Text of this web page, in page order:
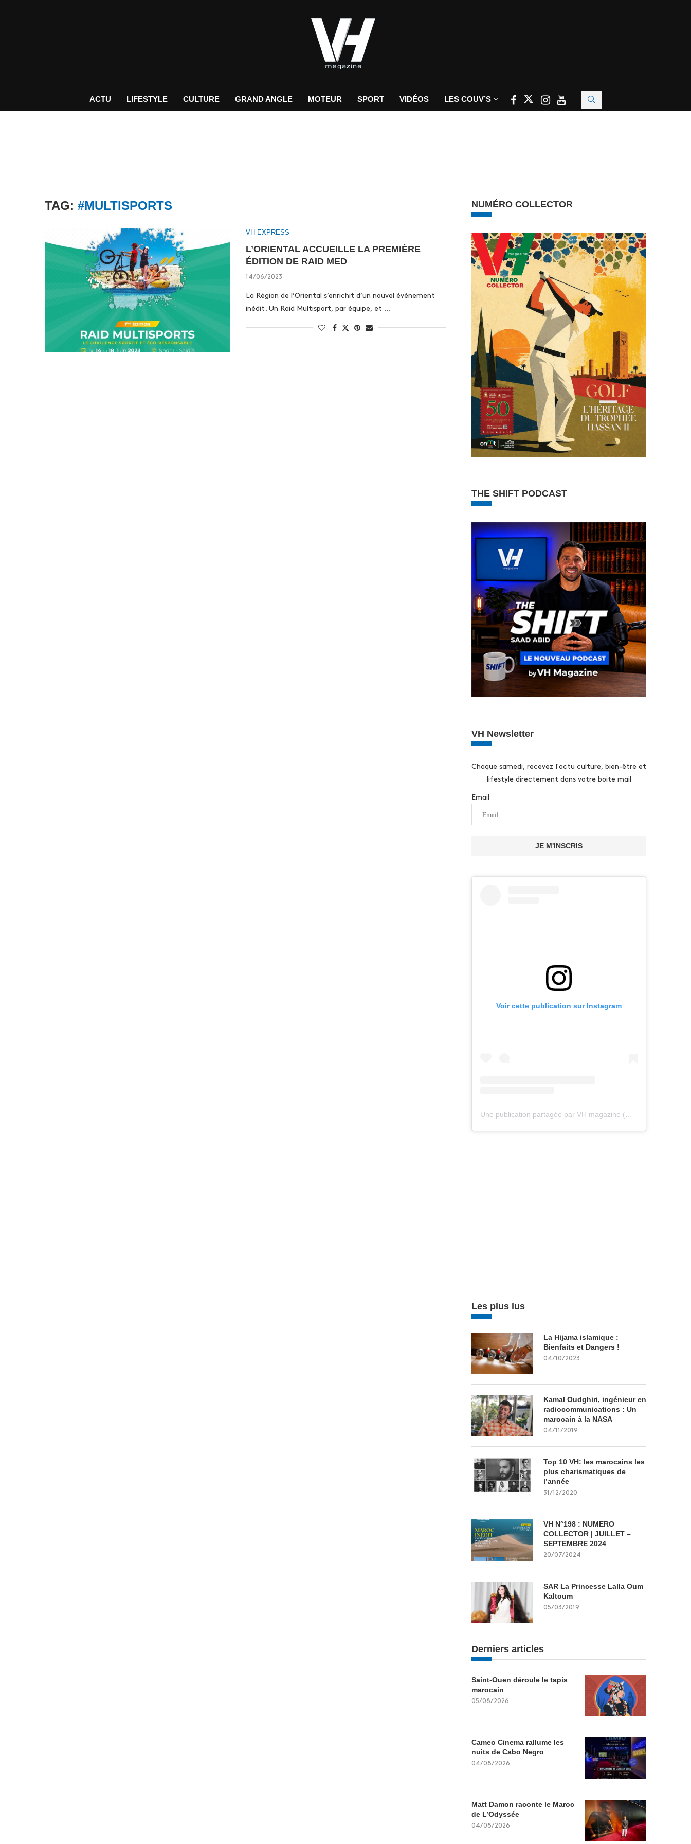
ACTU LIFESTYLE CULTURE GRAND ANGLE MOTEUR SPORT VIDÉOS LES COUV’S
TAG: #MULTISPORTS
VH EXPRESS
L’ORIENTAL ACCUEILLE LA PREMIÈRE
ÉDITION DE RAID MED
14/06/2023
La Région de l’Oriental s’enrichit d’un nouvel événement
inédit. Un Raid Multisport, par équipe, et …
NUMÉRO COLLECTOR
THE SHIFT PODCAST
VH Newsletter
Chaque samedi, recevez l'actu culture, bien-être et
lifestyle directement dans votre boite mail
Email
JE M'INSCRIS
Voir cette publication sur Instagram
Les plus lus
La Hijama islamique :
Bienfaits et Dangers !
04/10/2023
Kamal Oudghiri, ingénieur en
radiocommunications : Un
marocain à la NASA
04/11/2019
Top 10 VH: les marocains les
plus charismatiques de
l’année
31/12/2020
VH N°198 : NUMERO
COLLECTOR | JUILLET –
SEPTEMBRE 2024
20/07/2024
SAR La Princesse Lalla Oum
Kaltoum
05/03/2019
Derniers articles
Saint-Ouen déroule le tapis
marocain
05/08/2026
Cameo Cinema rallume les
nuits de Cabo Negro
04/08/2026
Matt Damon raconte le Maroc
de L’Odyssée
04/08/2026